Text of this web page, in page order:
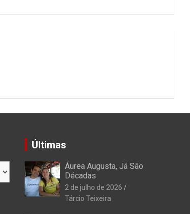
Últimas
Áurea Augusta, Já São
Décadas
2 de julho de 2026
Tárcio Teixeira